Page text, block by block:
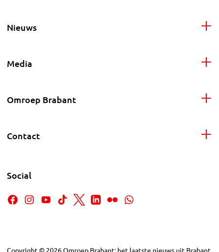
Nieuws
Media
Omroep Brabant
Contact
Social
Copyright © 2026Omroep Brabant: het laatste nieuws uit Brabant,